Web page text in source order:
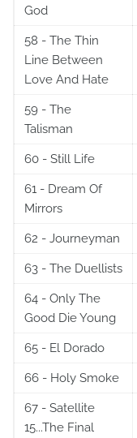
God
58 - The Thin
Line Between
Love And Hate
59 - The
Talisman
60 - Still Life
61 - Dream Of
Mirrors
62 - Journeyman
63 - The Duellists
64 - Only The
Good Die Young
65 - El Dorado
66 - Holy Smoke
67 - Satellite
15...The Final